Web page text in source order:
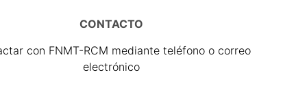
CONTACTO
con FNMT-RCM mediante teléfono o correo
electrónico